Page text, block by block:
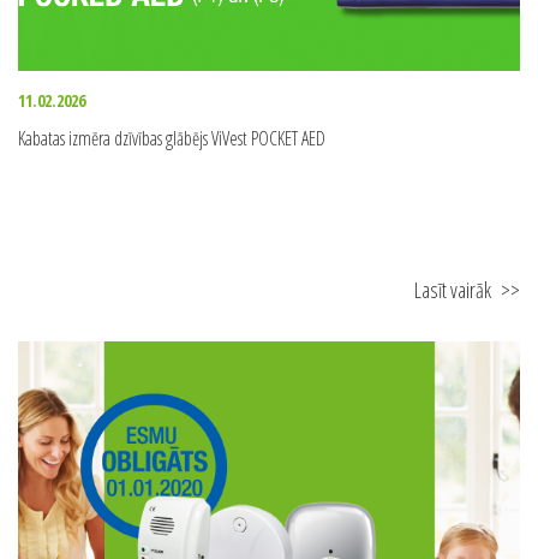
11.02.2026
Kabatas izmēra dzīvības glābējs ViVest POCKET AED
Lasīt vairāk >>